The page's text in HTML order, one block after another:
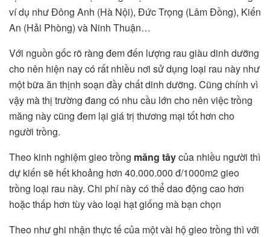
ví dụ như Đông Anh (Hà Nội), Đức Trọng (Lâm Đồng), Kiến
An (Hải Phòng) và Ninh Thuận…
Với nguồn gốc rõ ràng đem đến lượng rau giàu dinh dưỡng
cho nên hiện nay có rất nhiều nơi sử dụng loại rau này như
một bữa ăn thịnh soạn đầy chất dinh dưỡng. Cũng chính vì
vậy mà thị trường đang có nhu cầu lớn cho nên việc trồng
măng này cũng đem lại giá trị thương mại tốt hơn cho
người trồng.
Theo kinh nghiệm gieo trồng măng tâycủa nhiều người thì
dự kiến sẽ hết khoảng hơn 40.000.000 đ/1000m2 gieo
trồng loại rau này. Chi phí này có thể dao động cao hơn
hoặc thấp hơn tùy vào loại hạt giống mà bạn chọn
Theo như ghi nhận thực tế của một vài hộ gieo trồng thì với